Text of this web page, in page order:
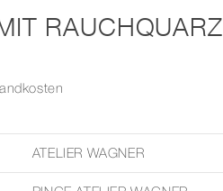
RAUCHQUARZ
ATELIER WAGNER